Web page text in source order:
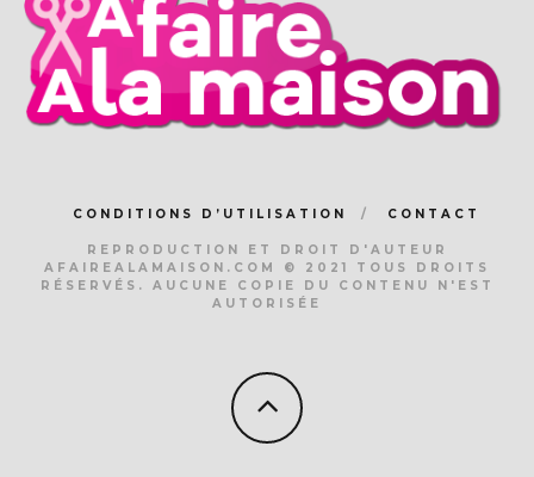
CONDITIONS D’UTILISATION CONTACT
REPRODUCTION ET DROIT D'AUTEUR
AFAIREALAMAISON.COM © 2021 TOUS DROITS
RÉSERVÉS. AUCUNE COPIE DU CONTENU N'EST
AUTORISÉE